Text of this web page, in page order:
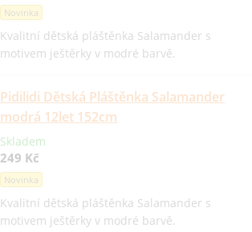
Novinka
Kvalitní dětská pláštěnka Salamander s
motivem ještěrky v modré barvě.
Pidilidi Dětská Pláštěnka Salamander
modrá 12let 152cm
Skladem
249 Kč
Novinka
Kvalitní dětská pláštěnka Salamander s
motivem ještěrky v modré barvě.